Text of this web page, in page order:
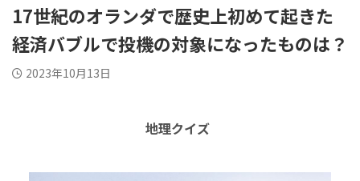
17世紀のオランダで歴史上初めて起きた
経済バブルで投機の対象になったものは？
2023年10月13日
地理クイズ